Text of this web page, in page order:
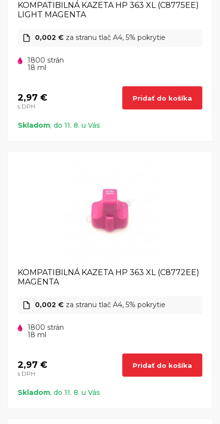
KOMPATIBILNÁ KAZETA HP 363 XL (C8775EE)
LIGHT MAGENTA
0,002 € za stranu tlač A4, 5% pokrytie
1800 strán
18 ml
2,97 €
s DPH
Pridať do košíka
Skladom, do 11. 8. u Vás
KOMPATIBILNÁ KAZETA HP 363 XL (C8772EE)
MAGENTA
0,002 € za stranu tlač A4, 5% pokrytie
1800 strán
18 ml
2,97 €
s DPH
Pridať do košíka
Skladom, do 11. 8. u Vás